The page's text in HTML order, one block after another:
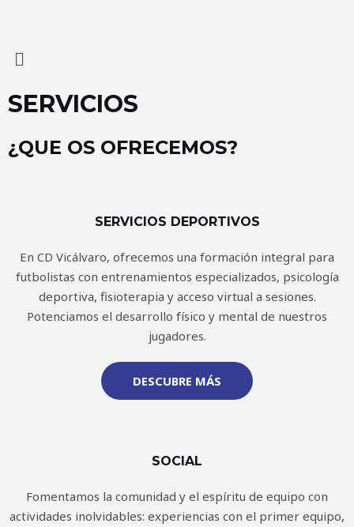
SERVICIOS
¿QUE OS OFRECEMOS?
SERVICIOS DEPORTIVOS
En CD Vicálvaro, ofrecemos una formación integral para
futbolistas con entrenamientos especializados, psicología
deportiva, fisioterapia y acceso virtual a sesiones.
Potenciamos el desarrollo físico y mental de nuestros
jugadores.
DESCUBRE MÁS
SOCIAL
Fomentamos la comunidad y el espíritu de equipo con
actividades inolvidables: experiencias con el primer equipo,